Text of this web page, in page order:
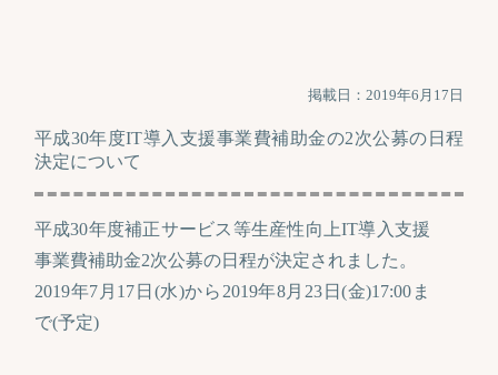
掲載日：2019年6月17日
平成30年度IT導入支援事業費補助金の2次公募の日程
決定について
平成30年度補正サービス等生産性向上IT導入支援
事業費補助金2次公募の日程が決定されました。
2019年7月17日(水)から2019年8月23日(金)17:00ま
で(予定)